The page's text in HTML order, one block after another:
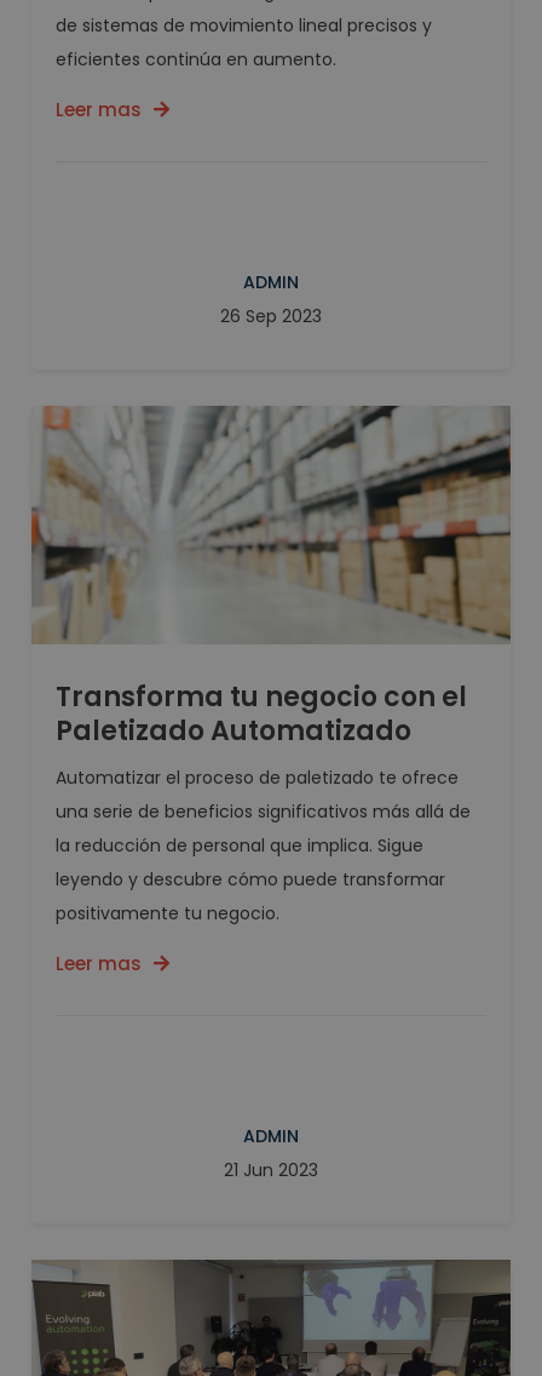
de sistemas de movimiento lineal precisos y
eficientes continúa en aumento.
Leer mas
ADMIN
26 Sep 2023
Transforma tu negocio con el
Paletizado Automatizado
Automatizar el proceso de paletizado te ofrece
una serie de beneficios significativos más allá de
la reducción de personal que implica. Sigue
leyendo y descubre cómo puede transformar
positivamente tu negocio.
Leer mas
ADMIN
21 Jun 2023